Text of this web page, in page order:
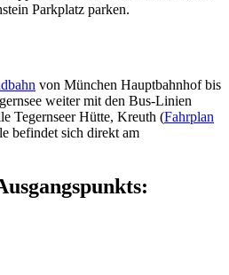
Parkplatz parken.
von München Hauptbahnhof bis
weiter mit den Bus-Linien
Tegernseer Hütte, Kreuth (Fahrplan
befindet sich direkt am